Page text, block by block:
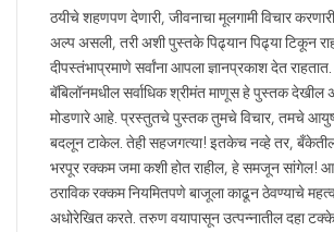
ठयीचे शहणपण देणारी, जीवनाचा मूलगामी विचार
अल्प असली, तरी अशी पुस्तके पिढ्यान पिढ्या टिकून
दीपस्तंभाप्रमाणे सर्वांना आपला ज्ञानप्रकाश देत राहतात.
बॅबिलॉनमधील सर्वाधिक श्रीमंत माणूस हे पुस्तक देखील
मोडणारे आहे. प्रस्तुतचे पुस्तक तुमचे विचार, तमचे
बदलून टाकेल. तेही सहजगत्या! इतकेच नव्हे तर, बँकेतील
भरपूर रक्कम जमा कशी होत राहील, हे समजून सांगेल!
ठराविक रक्कम नियमितपणे बाजूला काढून ठेवण्याचे
अधोरेखित करते. तरुण वयापासून उत्पन्नातील दहा